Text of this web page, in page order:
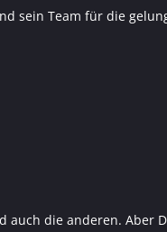
sein Team für die
auch die anderen. Aber